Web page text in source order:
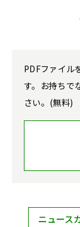
ニュース
PDFファイル
す。お持ちで
さい。(無料)